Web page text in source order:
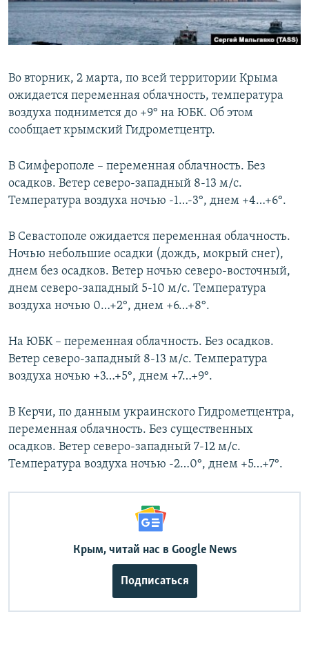
ПОБЕДИТЕЛЕЙ НЕ СУДЯТ?
КРЫМ.НЕПОКОРЕННЫЙ
УКРАИНСКАЯ ПРОБЛЕМА КРЫМА
ПРИСОЕДИНЯЙТЕСЬ!
Все сайты RFE/RL
Во вторник, 2 марта, по всей территории Крыма
ожидается переменная облачность, температура
воздуха поднимется до +9° на ЮБК. Об этом
сообщает крымский Гидрометцентр.
В Симферополе – переменная облачность. Без
осадков. Ветер северо-западный 8-13 м/с.
Температура воздуха ночью -1…-3°, днем +4…+6°.
В Севастополе ожидается переменная облачность.
Ночью небольшие осадки (дождь, мокрый снег),
днем без осадков. Ветер ночью северо-восточный,
днем северо-западный 5-10 м/с. Температура
воздуха ночью 0…+2°, днем +6…+8°.
На ЮБК – переменная облачность. Без осадков.
Ветер северо-западный 8-13 м/с. Температура
воздуха ночью +3…+5°, днем +7…+9°.
В Керчи, по данным украинского Гидрометцентра,
переменная облачность. Без существенных
осадков. Ветер северо-западный 7-12 м/с.
Температура воздуха ночью -2…0°, днем +5…+7°.
Крым, читай нас в Google News
Подписаться